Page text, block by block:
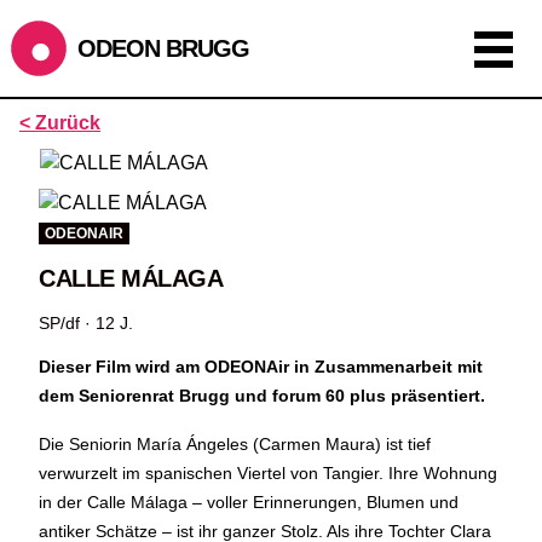
ODEON BRUGG
Anzeigen als:
ÖFFNUNGSZEITEN
während dem ODEONAir
Barbetrieb im Geissenschachen ab 18 Uhr bis Filmbeginn
(Fr+Sa bis 1 Uhr)
Küche ab 18 bis 20.45 Uhr
Mittwoch geschlossen
SOMMERÖFFNUNGSZEITEN
< Zurück
ODEONAIR
CALLE MÁLAGA
SP/df · 12 J.
Dieser Film wird am ODEONAir in Zusammenarbeit mit
dem Seniorenrat Brugg und forum 60 plus präsentiert.
Die Seniorin María Ángeles (Carmen Maura) ist tief
verwurzelt im spanischen Viertel von Tangier. Ihre Wohnung
in der Calle Málaga – voller Erinnerungen, Blumen und
antiker Schätze – ist ihr ganzer Stolz. Als ihre Tochter Clara